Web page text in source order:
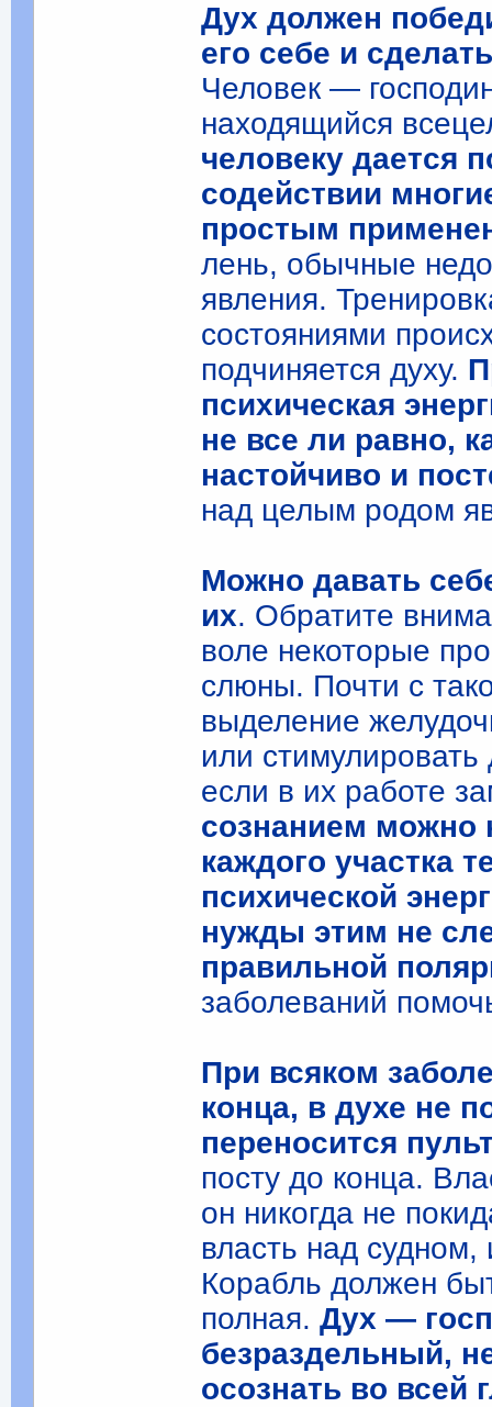
Дух должен
его себе и
Человек —
находящийся
человеку дается
содействии
простым
лень, обычные
явления.
состояниями
подчиняется духу.
психическая
не все ли равно,
настойчиво и
над целым родом
Можно давать
их. Обратите
воле некоторые
слюны. Почти с
выделение
или стимулировать
если в их работе
сознанием можно
каждого участка
психической
нужды этим не
правильной
заболеваний
При всяком
конца, в духе не
переносится
посту до конца.
он никогда не
власть над
Корабль должен
полная. Дух —
безраздельный,
осознать во всей